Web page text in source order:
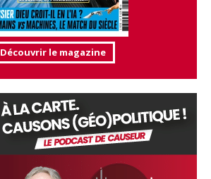
Découvrir le magazine